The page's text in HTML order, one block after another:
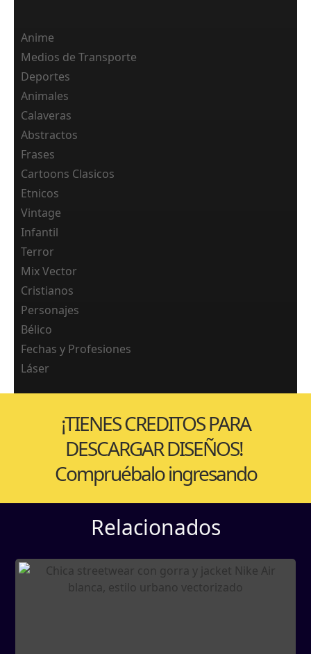
Anime
Medios de Transporte
Deportes
Animales
Calaveras
Abstractos
Frases
Cartoons Clasicos
Etnicos
Vintage
Infantil
Terror
Mix Vector
Cristianos
Personajes
Bélico
Fechas y Profesiones
Láser
¡TIENES CREDITOS PARA
DESCARGAR DISEÑOS!
Compruébalo ingresando
Relacionados